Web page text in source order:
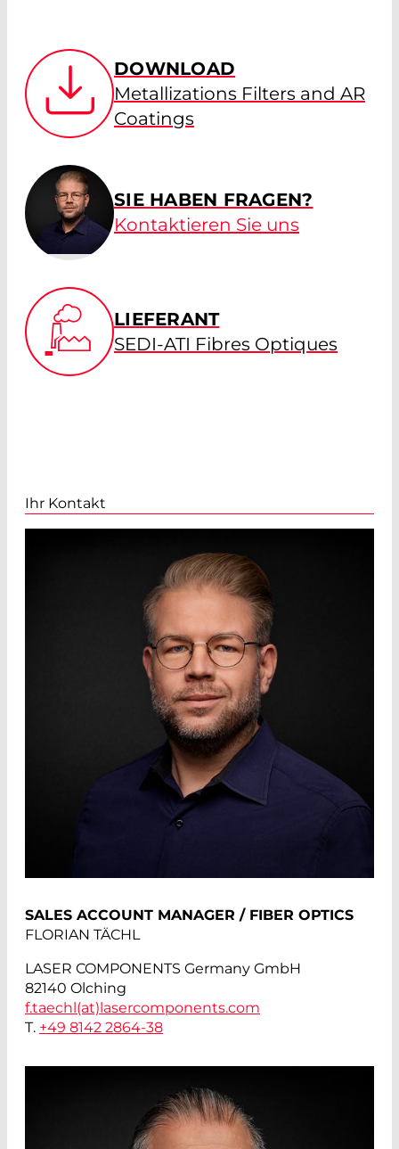
DOWNLOAD
Metallizations Filters and AR
Coatings
SIE HABEN FRAGEN?
Kontaktieren Sie uns
LIEFERANT
SEDI-ATI Fibres Optiques
Ihr Kontakt
SALES ACCOUNT MANAGER / FIBER OPTICS
FLORIAN TÄCHL
LASER COMPONENTS Germany GmbH
82140 Olching
f.taechl(at)lasercomponents.com
T. +49 8142 2864-38